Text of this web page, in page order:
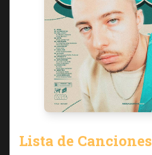
Lista de Canciones